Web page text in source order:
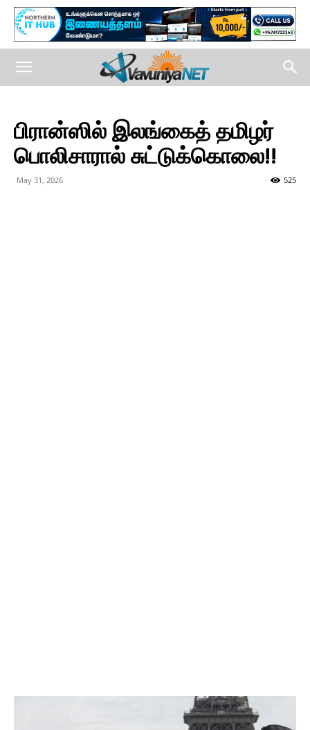
பிரான்ஸில் இலங்கைத் தமிழர்
பொலிசாரால் சுட்டுக்கொலை!!
May 31, 2026 525